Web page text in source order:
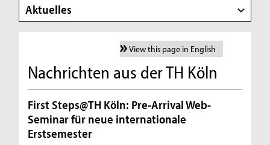
Aktuelles
View this page in English
Nachrichten aus der TH Köln
First Steps@TH Köln: Pre-Arrival Web-
Seminar für neue internationale
Erstsemester